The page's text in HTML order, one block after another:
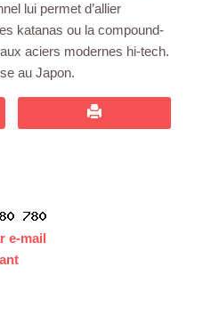
lui permet d’allier
katanas ou la compound-
aciers modernes hi-tech.
au Japon.
e-mail